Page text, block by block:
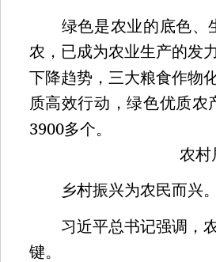
绿色是农业的底色、生
农，已成为农业生产的发
下降趋势，三大粮食作物
质高效行动，绿色优质
3900多个。
农村
乡村振兴为农民而兴。
习近平总书记强调，农
键。